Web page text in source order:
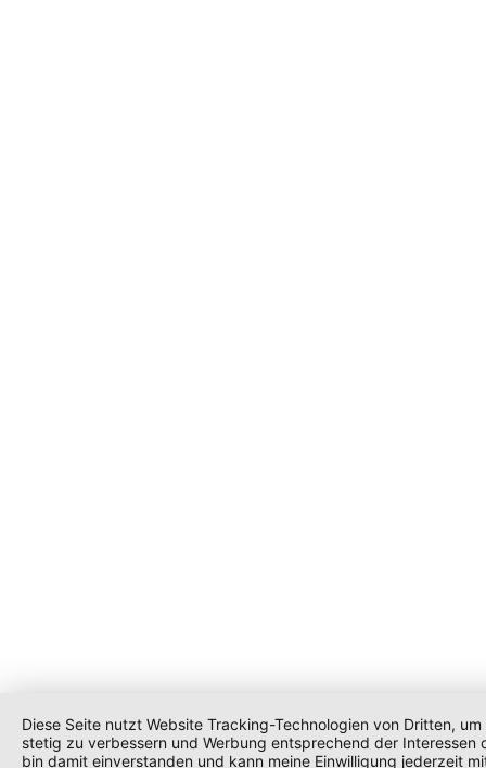
Diese Seite nutzt Website Tracking-Technologien von Dritten,
stetig zu verbessern und Werbung entsprechend der Interessen
bin damit einverstanden und kann meine Einwilligung jederzeit